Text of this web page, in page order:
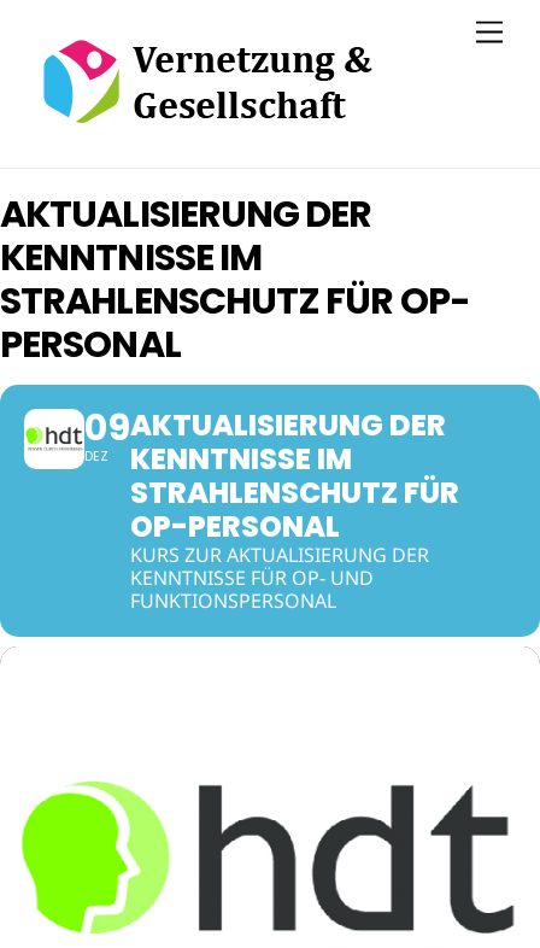
content
AKTUALISIERUNG DER
KENNTNISSE IM
STRAHLENSCHUTZ FÜR OP-
PERSONAL
09
DEZ
AKTUALISIERUNG DER
KENNTNISSE IM
STRAHLENSCHUTZ FÜR
OP-PERSONAL
KURS ZUR AKTUALISIERUNG DER
KENNTNISSE FÜR OP- UND
FUNKTIONSPERSONAL